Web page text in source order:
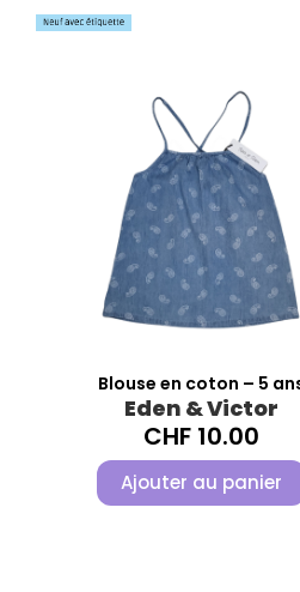
Blouse en coton – 5
Eden & Victor
CHF10.00
Ajouter au panier